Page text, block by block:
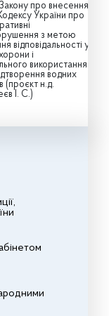
про внесення
України про
з метою
відповідальності у
і
використання
водних
(проєкт н.д.
І. С.)